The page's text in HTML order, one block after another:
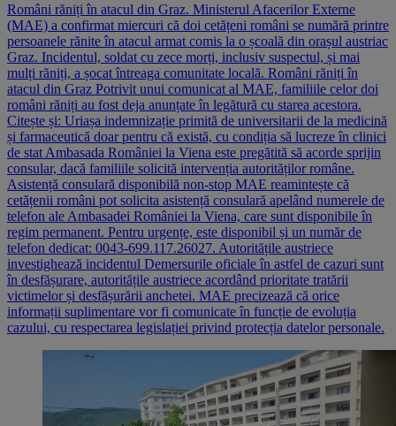
Români răniți în atacul din Graz. Ministerul Afacerilor Externe
(MAE) a confirmat miercuri că doi cetățeni români se numără printre
persoanele rănite în atacul armat comis la o școală din orașul austriac
Graz. Incidentul, soldat cu zece morți, inclusiv suspectul, și mai
mulți răniți, a șocat întreaga comunitate locală. Români răniți în
atacul din Graz Potrivit unui comunicat al MAE, familiile celor doi
români răniți au fost deja anunțate în legătură cu starea acestora.
Citește și: Uriașa indemnizație primită de universitarii de la medicină
și farmaceutică doar pentru că există, cu condiția să lucreze în clinici
de stat Ambasada României la Viena este pregătită să acorde sprijin
consular, dacă familiile solicită intervenția autorităților române.
Asistență consulară disponibilă non-stop MAE reamintește că
cetățenii români pot solicita asistență consulară apelând numerele de
telefon ale Ambasadei României la Viena, care sunt disponibile în
regim permanent. Pentru urgențe, este disponibil și un număr de
telefon dedicat: 0043-699.117.26027. Autoritățile austriece
investighează incidentul Demersurile oficiale în astfel de cazuri sunt
în desfășurare, autoritățile austriece acordând prioritate tratării
victimelor și desfășurării anchetei. MAE precizează că orice
informații suplimentare vor fi comunicate în funcție de evoluția
cazului, cu respectarea legislației privind protecția datelor personale.